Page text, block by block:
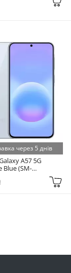
через 5 днів
A57 5G
Blue (SM-